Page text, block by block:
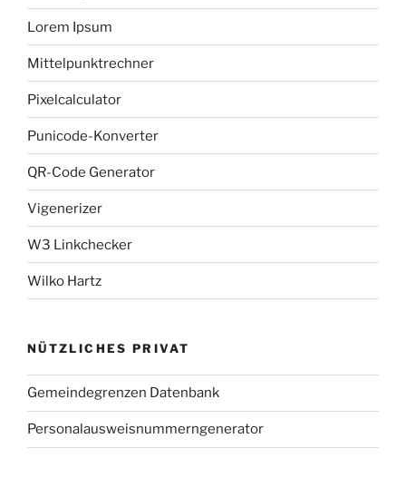
Lorem Ipsum
Mittelpunktrechner
Pixelcalculator
Punicode-Konverter
QR-Code Generator
Vigenerizer
W3 Linkchecker
Wilko Hartz
NÜTZLICHES PRIVAT
Gemeindegrenzen Datenbank
Personalausweisnummerngenerator